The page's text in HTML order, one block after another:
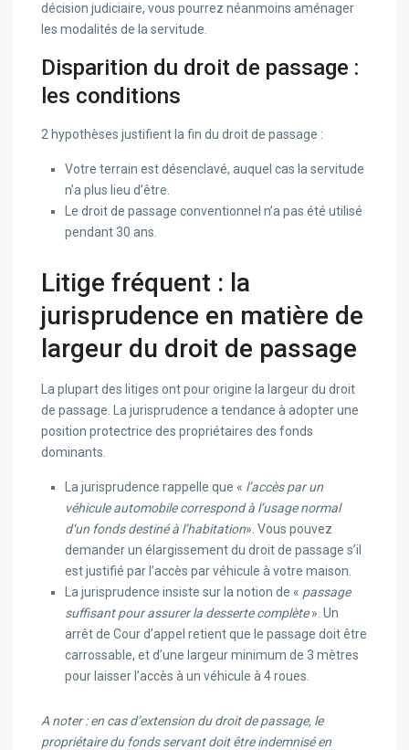
décision judiciaire, vous pourrez néanmoins aménager
les modalités de la servitude.
Disparition du droit de passage :
les conditions
2 hypothèses justifient la fin du droit de passage :
Votre terrain est désenclavé, auquel cas la servitude
n’a plus lieu d’être.
Le droit de passage conventionnel n’a pas été utilisé
pendant 30 ans.
Litige fréquent : la
jurisprudence en matière de
largeur du droit de passage
La plupart des litiges ont pour origine la largeur du droit
de passage. La jurisprudence a tendance à adopter une
position protectrice des propriétaires des fonds
dominants.
La jurisprudence rappelle que « l’accès par un
véhicule automobile correspond à l’usage normal
d‘un fonds destiné à l’habitation». Vous pouvez
demander un élargissement du droit de passage s’il
est justifié par l’accès par véhicule à votre maison.
La jurisprudence insiste sur la notion de « passage
suffisant pour assurer la desserte complète». Un
arrêt de Cour d’appel retient que le passage doit être
carrossable, et d’une largeur minimum de 3 mètres
pour laisser l’accès à un véhicule à 4 roues.
A noter : en cas d’extension du droit de passage, le
propriétaire du fonds servant doit être indemnisé en